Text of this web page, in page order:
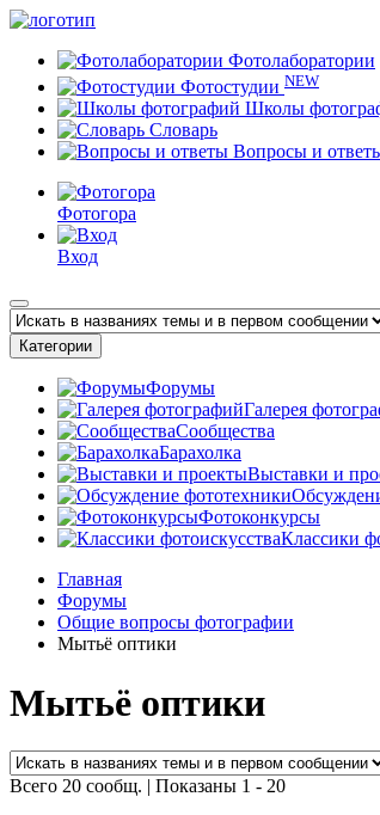
Фотолаборатории
Фотостудии NEW
Школы
Словарь
Вопросы и
Фотогора
Вход
Категории
Форумы
Галерея
Сообщества
Барахолка
Выставки и
Фотоконкурсы
Классики
Главная
Форумы
Общие вопросы фотографии
Мытьё оптики
Мытьё оптики
Всего 20 сообщ. | Показаны 1 - 20